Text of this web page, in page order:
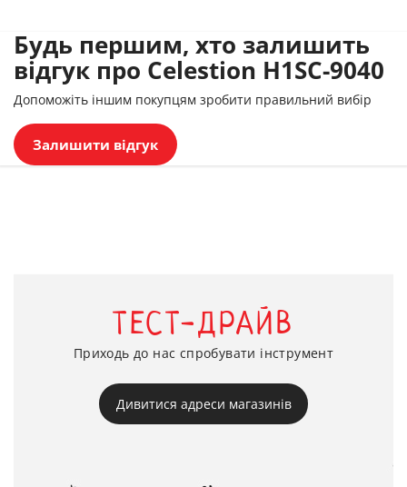
Будь першим, хто залишить
відгук про Celestion H1SC-9040
Допоможіть іншим покупцям зробити правильний вибір
Залишити відгук
ТЕСТ-ДРАЙВ
Приходь до нас спробувати інструмент
Дивитися адреси магазинів